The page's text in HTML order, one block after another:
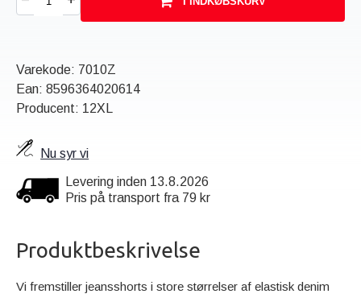
Varekode: 7010Z
Ean:8596364020614
Producent: 12XL
Nu syr vi
Levering inden 13.8.2026
Pris på transport fra 79 kr
Produktbeskrivelse
Vi fremstiller jeansshorts i store størrelser af elastisk denim